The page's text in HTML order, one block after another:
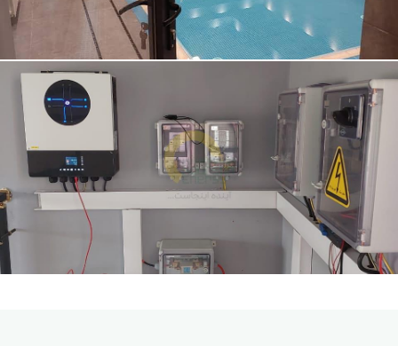
با توجه به ظرفیت پنل‌ها (۵٫۶ کیلووات) و میانگین تابش خورشیدی در
تهران، این سامانه سالانه حدود ۸٬۴۰۰ کیلووات‌ساعت انرژی پاک تولید
می‌کند. این سامانه در حدود ۴٫۲ تُن در سال که معادل کاشت ۲۰۰ اصله
درخت است در کاهش انتشار کربن مؤثر است.
جهت مشاهده پکیج‌های برق خورشیدی نورسان انرژی می‌توانید به صفحه
زیر مراجعه کنید.
خرید پنل خورشیدی با بهترین قیمت و ضمانت اصالت